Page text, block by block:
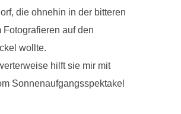
die ohnehin in der bitteren
Fotografieren auf den
wollte.
hilft sie mir mit
Sonnenaufgangsspektakel